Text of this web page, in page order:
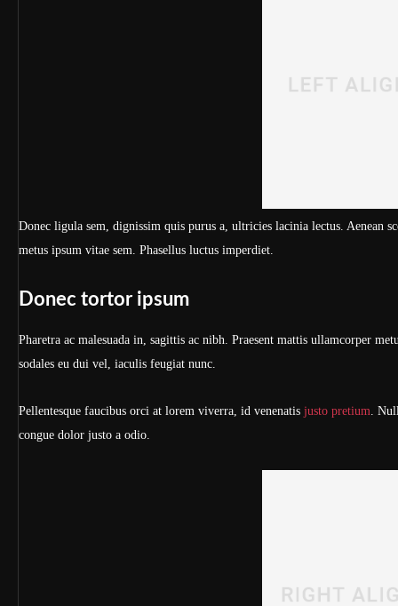
Donec ligula sem, dignissim quis purus a, ultricies lacinia lectus. Aenean
metus ipsum vitae sem. Phasellus luctus imperdiet.
Donec tortor ipsum
Pharetra ac malesuada in, sagittis ac nibh. Praesent mattis ullamcorper
sodales eu dui vel, iaculis feugiat nunc.
Pellentesque faucibus orci at lorem viverra, id venenatis justo pretium.
congue dolor justo a odio.